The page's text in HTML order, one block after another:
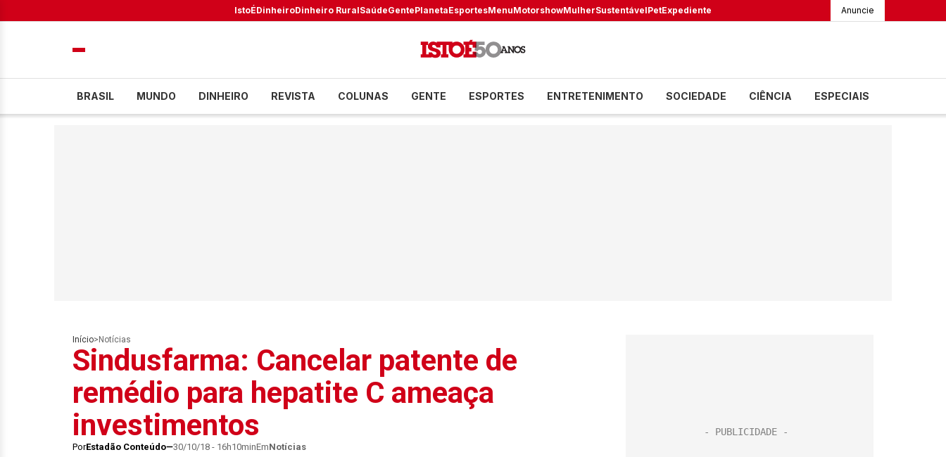
IstoÉDinheiroDinheiro RuralSaúdeGentePlanetaEsportesMenuMotorshowMulherSustentávelPetExpediente Anuncie
BRASIL MUNDO DINHEIRO REVISTA COLUNAS GENTE ESPORTES ENTRETENIMENTO SOCIEDADE CIÊNCIA ESPECIAIS
Início> Notícias
Sindusfarma: Cancelar patente de
remédio para hepatite C ameaça
investimentos
PorEstadão Conteúdo 30/10/18 - 16h10minEmNotícias